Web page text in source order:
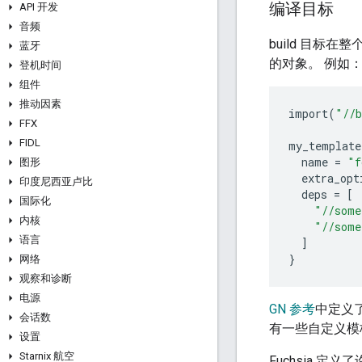
API 开发
音频
蓝牙
登机时间
组件
推动因素
FFX
FIDL
图形
印度尼西亚卢比
国际化
内核
语言
网络
观察和诊断
电源
会话数
设置
Starnix 航空
编译目标
build 目标在整
的对象。 例如：
import( "//
my_template
name =
deps = [
"//
"//
]
}
GN 参考中定义
有一些自定义